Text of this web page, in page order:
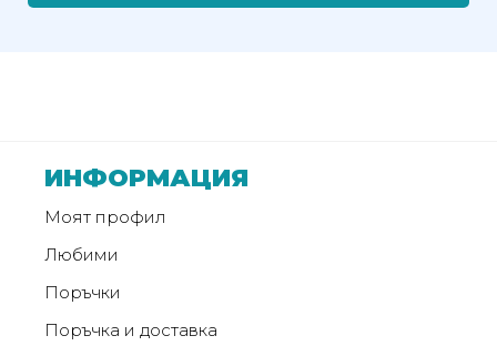
(Cookie)
права
запазени.
Маркетинг
ИНФОРМАЦИЯ
Моят профил
Любими
Поръчки
Поръчка и доставка